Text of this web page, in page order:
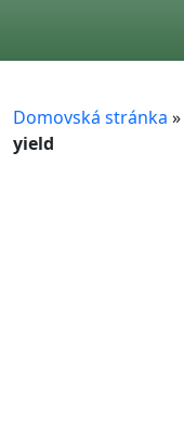
Domovská stránka »
yield